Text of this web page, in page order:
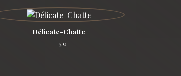
Délicate-Chatte
5.0